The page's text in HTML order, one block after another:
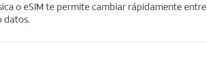
o eSIM te permite cambiar rápidamente entre
datos.